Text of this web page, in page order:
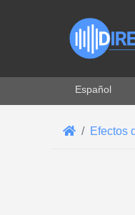
Seleccione
Español
Efectos